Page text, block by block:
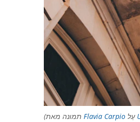
Flavia Carpio עַל